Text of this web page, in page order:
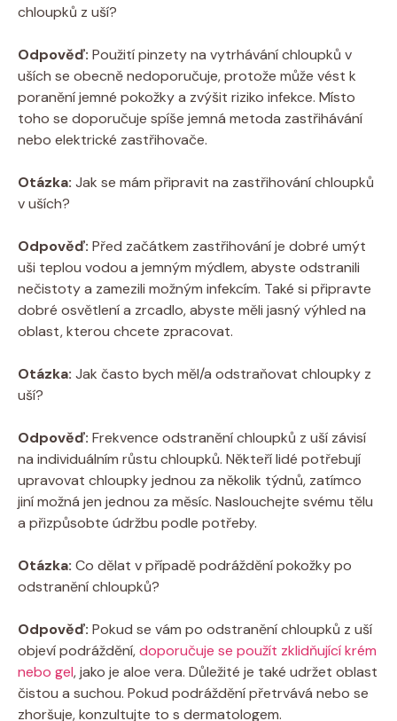
chloupků z uší?
Odpověď: Použití pinzety na vytrhávání chloupků v
uších se obecně nedoporučuje, protože může vést k
poranění jemné pokožky a zvýšit riziko infekce. Místo
toho se doporučuje spíše jemná metoda zastřihávání
nebo elektrické zastřihovače.
Otázka: Jak se mám připravit na zastřihování chloupků
v uších?
Odpověď: Před začátkem zastřihování je dobré umýt
uši teplou vodou a jemným mýdlem, abyste odstranili
nečistoty a zamezili možným infekcím. Také si připravte
dobré osvětlení a zrcadlo, abyste měli jasný výhled na
oblast, kterou chcete zpracovat.
Otázka: Jak často bych měl/a odstraňovat chloupky z
uší?
Odpověď: Frekvence odstranění chloupků z uší závisí
na individuálním růstu chloupků. Někteří lidé potřebují
upravovat chloupky jednou za několik týdnů, zatímco
jiní možná jen jednou za měsíc. Naslouchejte svému tělu
a přizpůsobte údržbu podle potřeby.
Otázka: Co dělat v případě podráždění pokožky po
odstranění chloupků?
Odpověď: Pokud se vám po odstranění chloupků z uší
objeví podráždění,doporučuje se použít zklidňující krém
nebo gel, jako je aloe vera. Důležité je také udržet oblast
čistou a suchou. Pokud podráždění přetrvává nebo se
zhoršuje, konzultujte to s dermatologem.